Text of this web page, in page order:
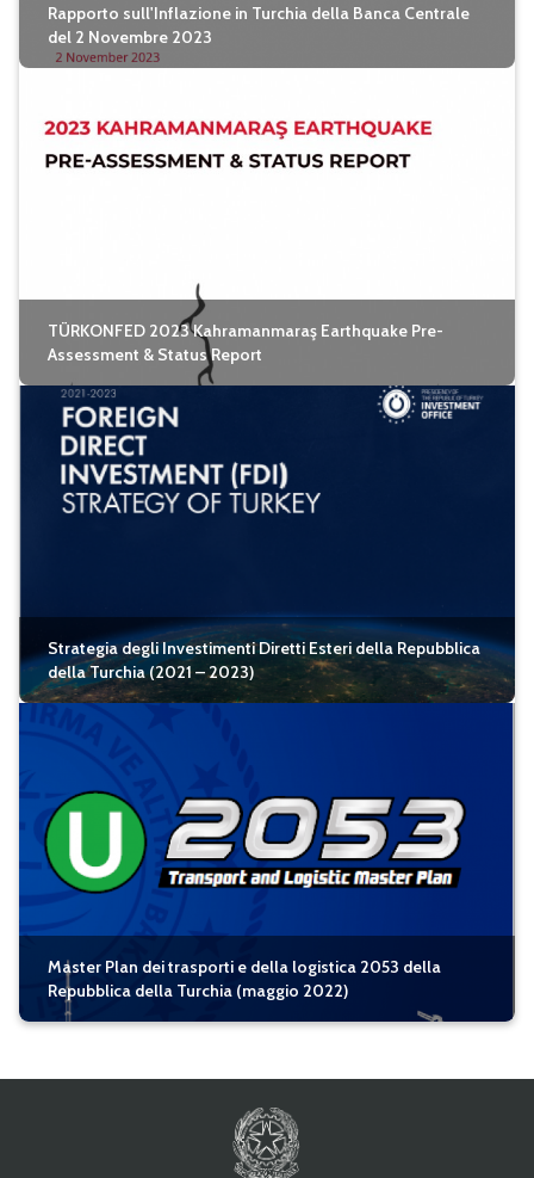
seguici su twitter
Rapporto sull'Inflazione in Turchia della Banca Centrale
del 2 Novembre 2023
TÜRKONFED 2023 Kahramanmaraş Earthquake Pre-
Assessment & Status Report
Strategia degli Investimenti Diretti Esteri della Repubblica
della Turchia (2021 – 2023)
Master Plan dei trasporti e della logistica 2053 della
Repubblica della Turchia (maggio 2022)